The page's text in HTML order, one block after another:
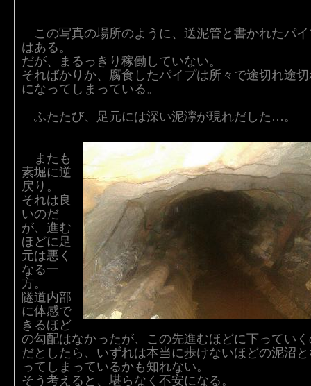
この写真の場所のように、送泥管と書かれたパ
はある。
だが、まるっきり稼働していない。
そればかりか、腐食したパイプは所々で途切れ途
になってしまっている。
ふたたび、足元には深い泥濘が現れだした…。
またも
素堀に逆
戻り。
それは良
いのだ
が、進む
ほどに足
元は悪く
なる一
方。
隧道内部
に体感で
きるほど
の勾配はなかったが、この先進むほどに下ってい
だとしたら、いずれは本当に歩けないほどの泥沼
ってしまっているかも知れない。
そう考えると、堪らなく不安になる。